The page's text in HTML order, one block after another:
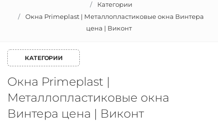
Категории
Окна Primeplast | Металлопластиковые окна Винтера
цена | Виконт
КАТЕГОРИИ
Окна Primeplast |
Металлопластиковые окна
Винтера цена | Виконт